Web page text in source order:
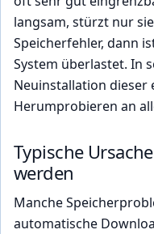
langsam, stürzt nur
Speicherfehler, dann
System überlastet. In
Neuinstallation dieser
Herumprobieren an
Typische
werden
Manche
automatische